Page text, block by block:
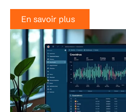
En savoir plus